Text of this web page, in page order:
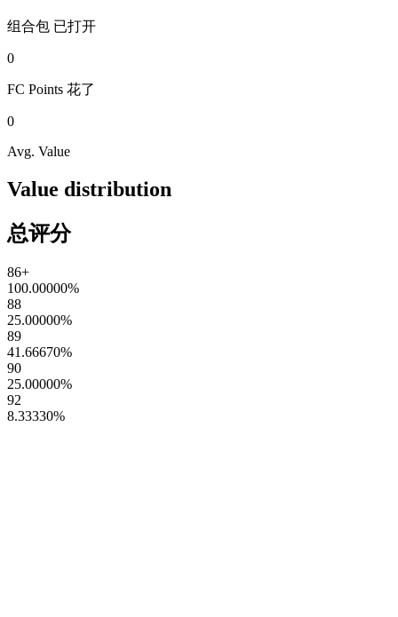
组合包 已打开
0
FC Points 花了
0
Avg. Value
Value distribution
总评分
86+
100.00000%
88
25.00000%
89
41.66670%
90
25.00000%
92
8.33330%